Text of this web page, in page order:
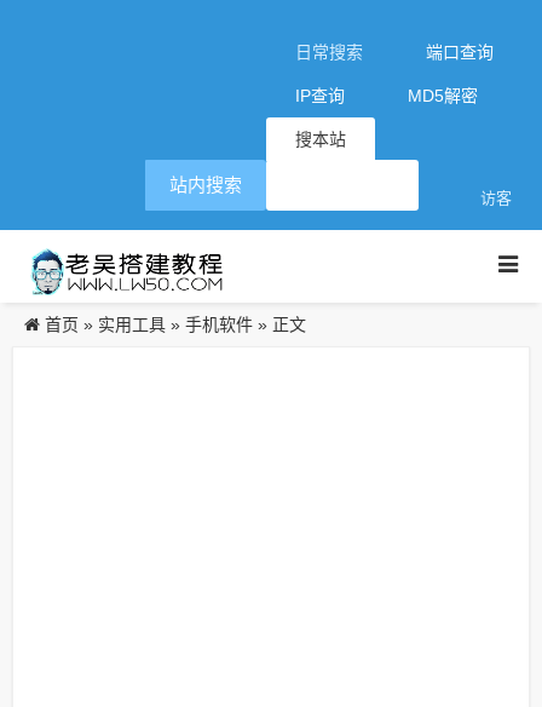
日常搜索 端口查询
IP查询 MD5解密
搜本站
访客
站内搜索
首页 » 实用工具 » 手机软件 » 正文